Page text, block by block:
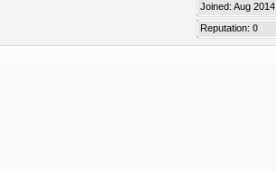
Joined: Aug 2014
Reputation:0